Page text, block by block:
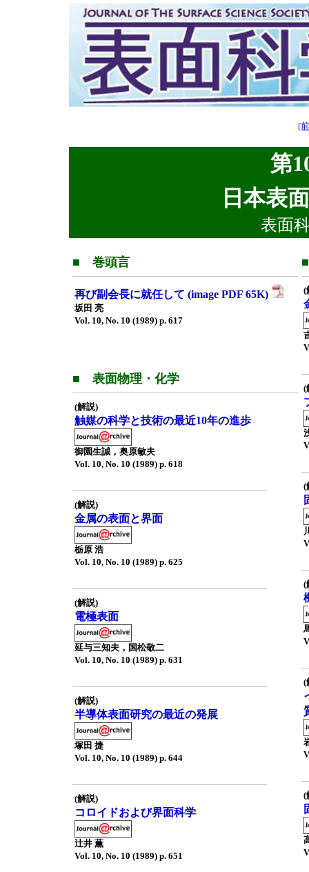
[
第
日本表
表面
■ 巻頭言
再び副会長に就任して (image PDF 65K)
坂田 亮
Vol. 10, No. 10 (1989) p. 617
■ 表面物理・化学
(解説)
触媒の科学と技術の最近10年の進歩
御園生誠，奥原敏夫
Vol. 10, No. 10 (1989) p. 618
(解説)
金属の表面と界面
栃原 浩
Vol. 10, No. 10 (1989) p. 625
(解説)
電極表面
延与三知夫，国松敬二
Vol. 10, No. 10 (1989) p. 631
(解説)
半導体表面研究の最近の発展
塚田 捷
Vol. 10, No. 10 (1989) p. 644
(解説)
コロイドおよび界面科学
辻井 薫
Vol. 10, No. 10 (1989) p. 651
(
(
(
(
(
(